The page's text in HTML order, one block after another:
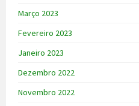
Março 2023
Fevereiro 2023
Janeiro 2023
Dezembro 2022
Novembro 2022